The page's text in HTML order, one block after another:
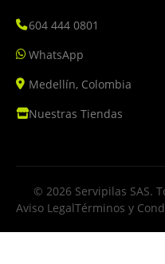
604 444 0801
WhatsApp
Medellín, Colombia
Nuestras Tiendas
© 2026 Servipilas SAS.
Aviso LegalTérminos y